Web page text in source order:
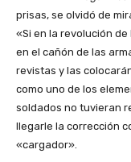
prisas, se olvidó de
«Si en la revolución
en el cañón de las
revistas y las
como uno de los
soldados no tuvieran
llegarle la corrección
«cargador».